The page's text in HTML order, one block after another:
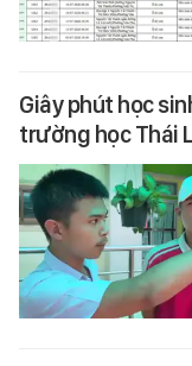
Giây phút học
trường học Thái